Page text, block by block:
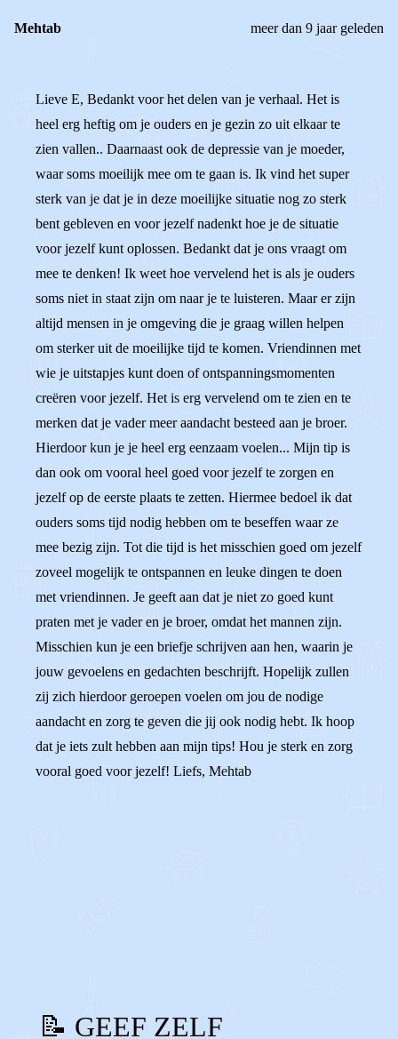
Mehtab meer dan 9 jaar geleden
Lieve E, Bedankt voor het delen van je verhaal. Het is
heel erg heftig om je ouders en je gezin zo uit elkaar te
zien vallen.. Daarnaast ook de depressie van je moeder,
waar soms moeilijk mee om te gaan is. Ik vind het super
sterk van je dat je in deze moeilijke situatie nog zo sterk
bent gebleven en voor jezelf nadenkt hoe je de situatie
voor jezelf kunt oplossen. Bedankt dat je ons vraagt om
mee te denken! Ik weet hoe vervelend het is als je ouders
soms niet in staat zijn om naar je te luisteren. Maar er zijn
altijd mensen in je omgeving die je graag willen helpen
om sterker uit de moeilijke tijd te komen. Vriendinnen met
wie je uitstapjes kunt doen of ontspanningsmomenten
creëren voor jezelf. Het is erg vervelend om te zien en te
merken dat je vader meer aandacht besteed aan je broer.
Hierdoor kun je je heel erg eenzaam voelen... Mijn tip is
dan ook om vooral heel goed voor jezelf te zorgen en
jezelf op de eerste plaats te zetten. Hiermee bedoel ik dat
ouders soms tijd nodig hebben om te beseffen waar ze
mee bezig zijn. Tot die tijd is het misschien goed om jezelf
zoveel mogelijk te ontspannen en leuke dingen te doen
met vriendinnen. Je geeft aan dat je niet zo goed kunt
praten met je vader en je broer, omdat het mannen zijn.
Misschien kun je een briefje schrijven aan hen, waarin je
jouw gevoelens en gedachten beschrijft. Hopelijk zullen
zij zich hierdoor geroepen voelen om jou de nodige
aandacht en zorg te geven die jij ook nodig hebt. Ik hoop
dat je iets zult hebben aan mijn tips! Hou je sterk en zorg
vooral goed voor jezelf! Liefs, Mehtab
📝 GEEF ZELF